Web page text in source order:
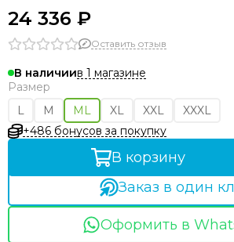
24 336 ₽
Оставить отзыв
В наличиив 1 магазине
Размер
L
M ML XL XXL
XXXL
+486 бонусов за покупку
В корзину
Заказ в один
Оформить в